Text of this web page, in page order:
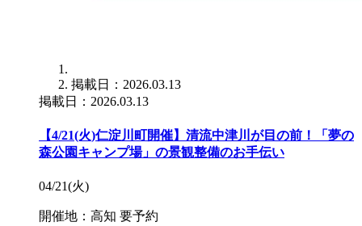
掲載日：2026.03.13
掲載日：2026.03.13
【4/21(火)仁淀川町開催】清流中津川が目の前！「夢の
森公園キャンプ場」の景観整備のお手伝い
04/21(火)
開催地：高知 要予約